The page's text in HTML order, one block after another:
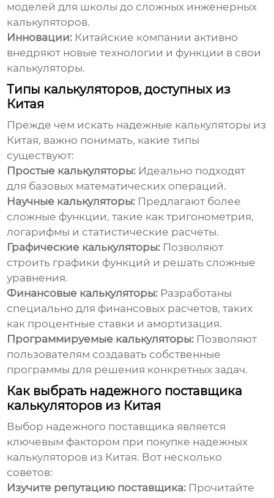
моделей для школы до сложных инженерных
калькуляторов.
Инновации: Китайские компании активно
внедряют новые технологии и функции в свои
калькуляторы.
Типы калькуляторов, доступных из
Китая
Прежде чем искать надежные калькуляторы из
Китая, важно понимать, какие типы
существуют:
Простые калькуляторы: Идеально подходят
для базовых математических операций.
Научные калькуляторы: Предлагают более
сложные функции, такие как тригонометрия,
логарифмы и статистические расчеты.
Графические калькуляторы: Позволяют
строить графики функций и решать сложные
уравнения.
Финансовые калькуляторы: Разработаны
специально для финансовых расчетов, таких
как процентные ставки и амортизация.
Программируемые калькуляторы: Позволяют
пользователям создавать собственные
программы для решения конкретных задач.
Как выбрать надежного поставщика
калькуляторов из Китая
Выбор надежного поставщика является
ключевым фактором при покупке надежных
калькуляторов из Китая. Вот несколько
советов:
Изучите репутацию поставщика: Прочитайте